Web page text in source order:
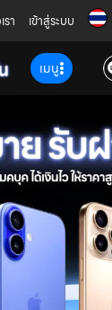
า เข้าสู่ระบบ
เมนู